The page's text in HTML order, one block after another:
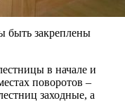
быть закреплены
в начале и
поворотов –
заходные, а